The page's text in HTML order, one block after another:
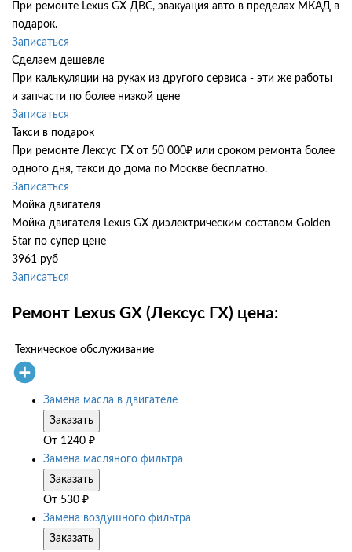
При ремонте Lexus GX ДВС, эвакуация авто в пределах МКАД в
подарок.
Записаться
Сделаем дешевле
При калькуляции на руках из другого сервиса - эти же работы
и запчасти по более низкой цене
Записаться
Такси в подарок
При ремонте Лексус ГХ от 50 000₽ или сроком ремонта более
одного дня, такси до дома по Москве бесплатно.
Записаться
Мойка двигателя
Мойка двигателя Lexus GX диэлектрическим составом Golden
Star по супер цене
3961 руб
Записаться
Ремонт Lexus GX (Лексус ГХ) цена:
Техническое обслуживание
Замена масла в двигателе
Заказать
От 1240 ₽
Замена масляного фильтра
Заказать
От 530 ₽
Замена воздушного фильтра
Заказать